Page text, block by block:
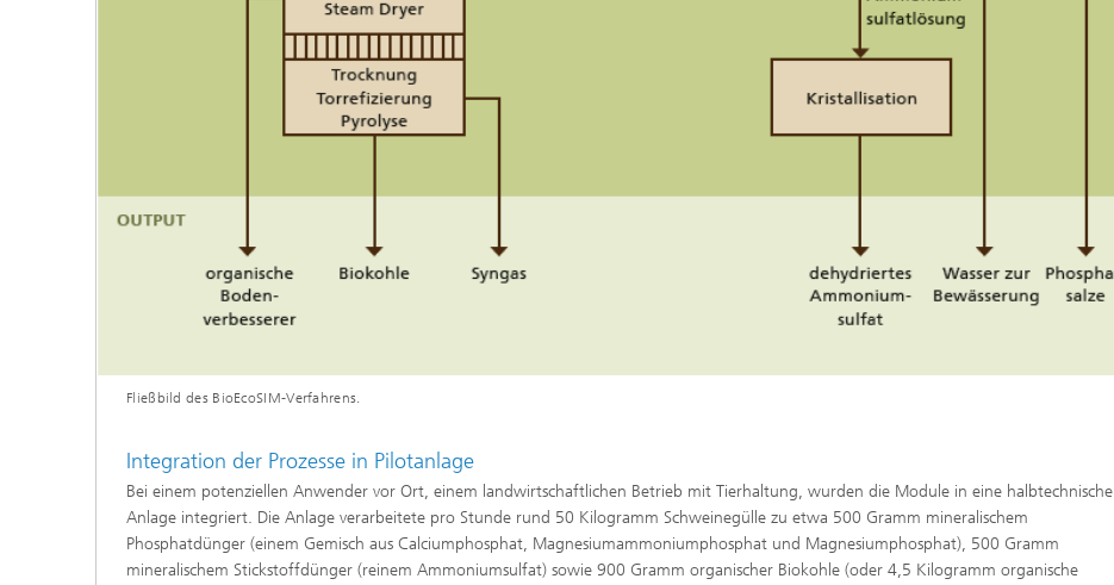
Fließbild des BioEcoSIM-Verfahrens.
Integration der Prozesse in Pilotanlage
Bei einem potenziellen Anwender vor Ort, einem landwirtschaftlichen Betrieb mit Tierhaltung, wurden die Module in eine halbtechnische
Anlage integriert. Die Anlage verarbeitete pro Stunde rund 50 Kilogramm Schweinegülle zu etwa 500 Gramm mineralischem
Phosphatdünger (einem Gemisch aus Calciumphosphat, Magnesiumammoniumphosphat und Magnesiumphosphat), 500 Gramm
mineralischem Stickstoffdünger (reinem Ammoniumsulfat) sowie 900 Gramm organischer Biokohle (oder 4,5 Kilogramm organische